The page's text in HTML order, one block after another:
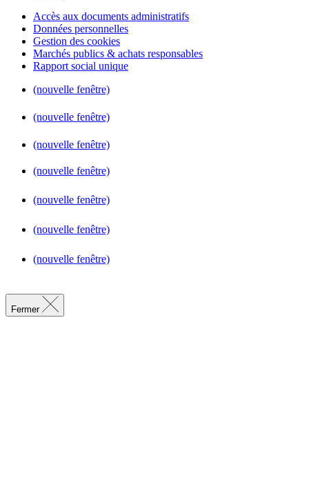
Accès aux documents administratifs
Données personnelles
Gestion des cookies
Marchés publics & achats responsables
Rapport social unique
(nouvelle fenêtre)
(nouvelle fenêtre)
(nouvelle fenêtre)
(nouvelle fenêtre)
(nouvelle fenêtre)
(nouvelle fenêtre)
(nouvelle fenêtre)
Fermer